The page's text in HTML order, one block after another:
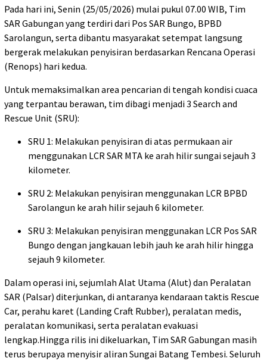
Pada hari ini, Senin (25/05/2026) mulai pukul 07.00 WIB, Tim
SAR Gabungan yang terdiri dari Pos SAR Bungo, BPBD
Sarolangun, serta dibantu masyarakat setempat langsung
bergerak melakukan penyisiran berdasarkan Rencana Operasi
(Renops) hari kedua.
Untuk memaksimalkan area pencarian di tengah kondisi cuaca
yang terpantau berawan, tim dibagi menjadi 3 Search and
Rescue Unit (SRU):
SRU 1: Melakukan penyisiran di atas permukaan air
menggunakan LCR SAR MTA ke arah hilir sungai sejauh 3
kilometer.
SRU 2: Melakukan penyisiran menggunakan LCR BPBD
Sarolangun ke arah hilir sejauh 6 kilometer.
SRU 3: Melakukan penyisiran menggunakan LCR Pos SAR
Bungo dengan jangkauan lebih jauh ke arah hilir hingga
sejauh 9 kilometer.
Dalam operasi ini, sejumlah Alat Utama (Alut) dan Peralatan
SAR (Palsar) diterjunkan, di antaranya kendaraan taktis Rescue
Car, perahu karet (Landing Craft Rubber), peralatan medis,
peralatan komunikasi, serta peralatan evakuasi
lengkap.Hingga rilis ini dikeluarkan, Tim SAR Gabungan masih
terus berupaya menyisir aliran Sungai Batang Tembesi. Seluruh